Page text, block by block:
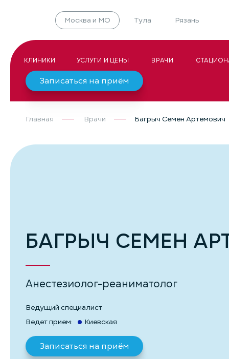
Москва и МО Тула Рязань
КЛИНИКИ УСЛУГИ И ЦЕНЫ ВРАЧИ
Записаться на приём
Главная Врачи Багрыч Семен Артемович
БАГРЫЧ СЕМЕН
Анестезиолог-реаниматолог
Ведущий специалист
Ведет прием:
Киевская
Записаться на приём